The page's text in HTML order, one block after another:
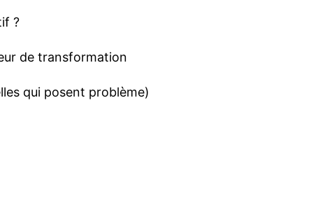
?
de transformation
qui posent problème)